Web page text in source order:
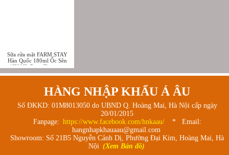
Sữa rửa mặt FARM STAY
Hàn Quốc 180ml Ốc Sên
(SNAIL Pure Cleansing
Foam)
HÀNG NHẬP KHẨU Á ÂU
Số ĐKKD: 01M8013050 do UBND Q. Hoàng Mai, Hà Nội cấp ngày
20/01/2015
Fanpage: https://www.facebook.com/hnkaau/
* Email:
hangnhapkhauaau@gmail.com
Showroom: Số 21B5 Nguyễn Cảnh Dị, Phường Đại Kim, Hoàng Mai, Hà
Nội (Xem Bản đồ)